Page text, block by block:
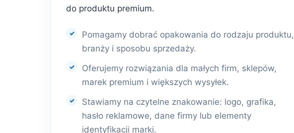
do produktu premium.
Pomagamy dobrać opakowania do rodzaju produktu,
branży i sposobu sprzedaży.
Oferujemy rozwiązania dla małych firm, sklepów,
marek premium i większych wysyłek.
Stawiamy na czytelne znakowanie: logo, grafika,
hasło reklamowe, dane firmy lub elementy
identyfikacji marki.